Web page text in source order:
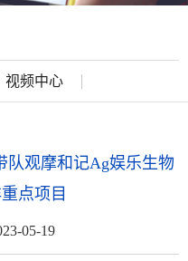
视频中心
队观摩和记Ag娱乐生物
点项目
05-19